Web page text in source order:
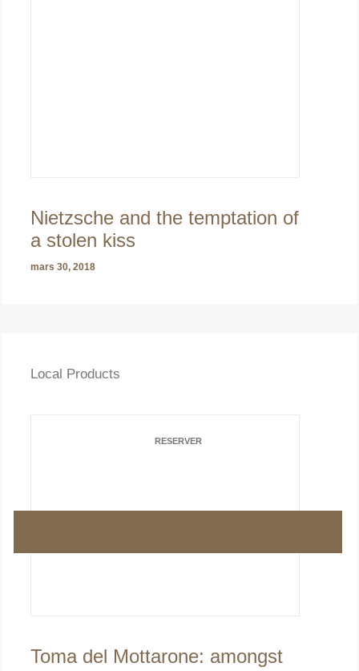
Nietzsche and the temptation of
a stolen kiss
mars 30, 2018
Local Products
Toma del Mottarone: amongst
RESERVER